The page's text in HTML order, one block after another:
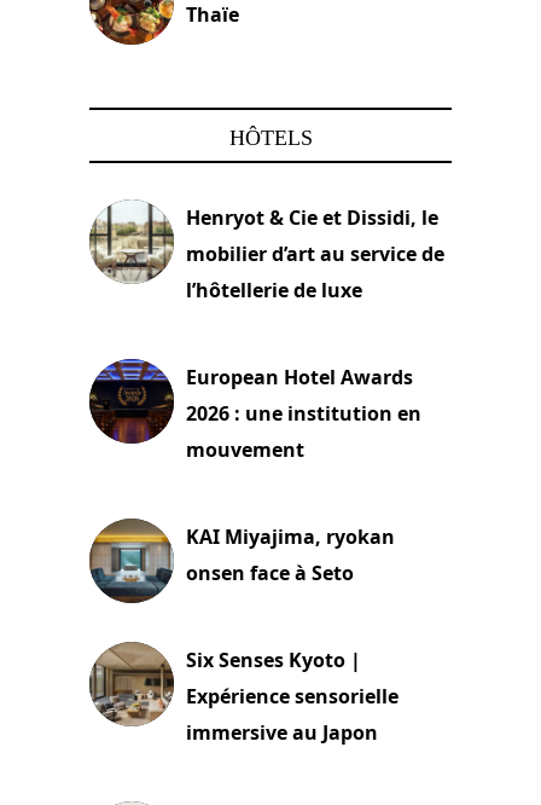
Thaïe
HÔTELS
Henryot & Cie et Dissidi, le
mobilier d’art au service de
l’hôtellerie de luxe
European Hotel Awards
2026 : une institution en
mouvement
KAI Miyajima, ryokan
onsen face à Seto
Six Senses Kyoto |
Expérience sensorielle
immersive au Japon